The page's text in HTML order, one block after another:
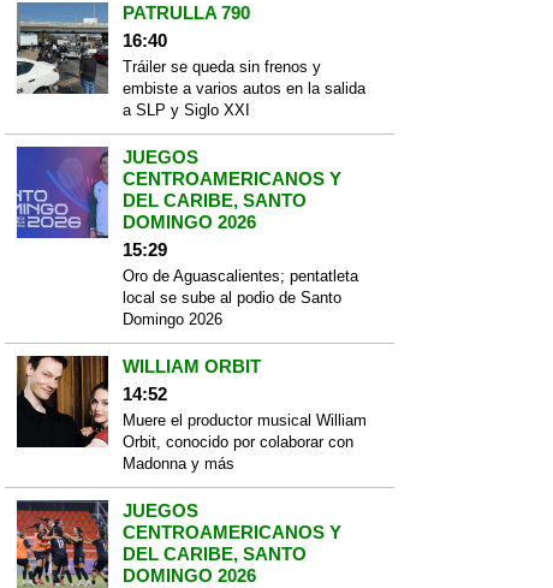
PATRULLA 790
16:40
Tráiler se queda sin frenos y
embiste a varios autos en la salida
a SLP y Siglo XXI
JUEGOS
CENTROAMERICANOS Y
DEL CARIBE, SANTO
DOMINGO 2026
15:29
Oro de Aguascalientes; pentatleta
local se sube al podio de Santo
Domingo 2026
WILLIAM ORBIT
14:52
Muere el productor musical William
Orbit, conocido por colaborar con
Madonna y más
JUEGOS
CENTROAMERICANOS Y
DEL CARIBE, SANTO
DOMINGO 2026